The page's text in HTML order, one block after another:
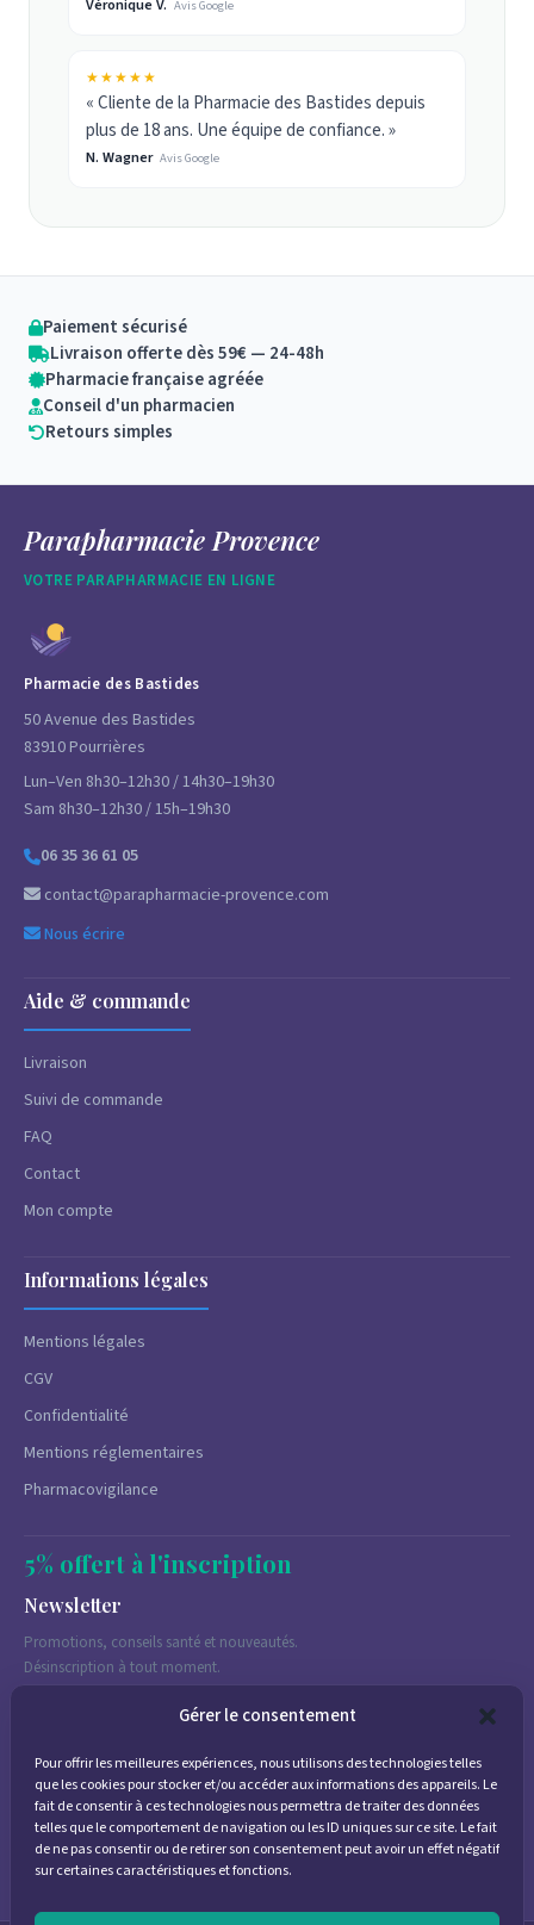
Gérer le consentement
Pour offrir les meilleures expériences, nous utilisons des technologies telles
que les cookies pour stocker et/ou accéder aux informations des appareils. Le
fait de consentir à ces technologies nous permettra de traiter des données
telles que le comportement de navigation ou les ID uniques sur ce site. Le fait
de ne pas consentir ou de retirer son consentement peut avoir un effet négatif
sur certaines caractéristiques et fonctions.
Véronique V. Avis Google
★★★★★
« Cliente de la Pharmacie des Bastides depuis
plus de 18 ans. Une équipe de confiance. »
N. Wagner Avis Google
Paiement sécurisé
Livraison offerte dès 59€ — 24-48h
Pharmacie française agréée
Conseil d'un pharmacien
Retours simples
Parapharmacie Provence
VOTRE PARAPHARMACIE EN LIGNE
Pharmacie des Bastides
50 Avenue des Bastides
83910 Pourrières
Lun–Ven 8h30–12h30 / 14h30–19h30
Sam 8h30–12h30 / 15h–19h30
06 35 36 61 05
contact@parapharmacie-provence.com
Nous écrire
Aide & commande
Livraison
Suivi de commande
FAQ
Contact
Mon compte
Informations légales
Mentions légales
CGV
Confidentialité
Mentions réglementaires
Pharmacovigilance
5% offert à l'inscription
Newsletter
Promotions, conseils santé et nouveautés.
Désinscription à tout moment.
J'accepte de recevoir des emails marketing conformément à la
politique de confidentialité